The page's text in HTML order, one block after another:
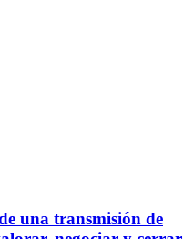
una transmisión de